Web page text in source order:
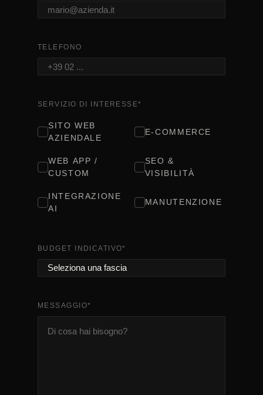
TELEFONO
SERVIZIO DI INTERESSE*
SITO WEB
AZIENDALE
E-COMMERCE
WEB APP /
CUSTOM
SEO &
VISIBILITÀ
INTEGRAZIONE
AI
MANUTENZIONE
BUDGET INDICATIVO*
MESSAGGIO*